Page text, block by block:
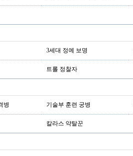
3세대 정예 보명
트롤 정찰자
병 기술부 훈련 궁병
칼라스 약탈꾼